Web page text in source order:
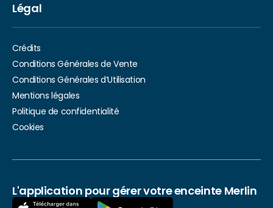
Légal
Crédits
Conditions Générales de Vente
Conditions Générales d’Utilisation
Mentions légales
Politique de confidentialité
Cookies
L'application pour gérer votre enceinte Merlin